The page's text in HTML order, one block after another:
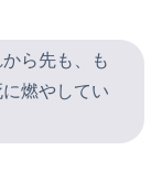
ら先も、も
燃やしてい